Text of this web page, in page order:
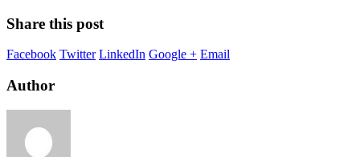
Share this post
Facebook Twitter LinkedIn Google + Email
Author